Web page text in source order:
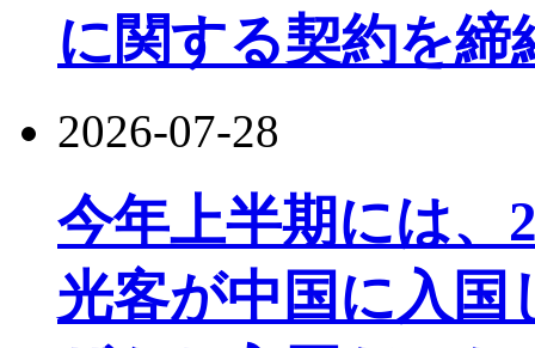
に関する契約を締
2026-07-28
今年上半期には、
光客が中国に入国